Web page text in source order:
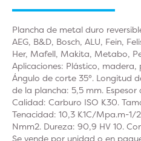
Plancha de metal duro
AEG, B&D, Bosch, ALU, Fein,
Her, Mafell, Makita, Metabo,
Aplicaciones: Plástico, madera,
Ángulo de corte 35°. Longitud
de la plancha: 5,5 mm. Espesor
Calidad: Carburo ISO K30.
Tenacidad: 10,3 K1C/Mpa.m-1/
Nmm2. Dureza: 90,9 HV 10.
Se vende por unidad o en